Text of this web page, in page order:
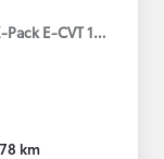
E-CVT 140HP
km